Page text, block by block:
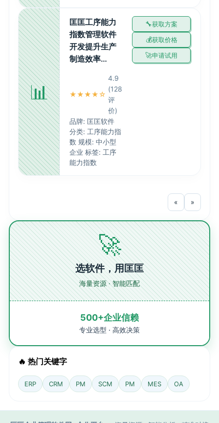
📊
匡匡工序能力
指数管理软件
开发提升生产
制造效率…
★★★★☆
4.9
(128
评
价)
品牌: 匡匡软件
分类: 工序能力指
数 规模: 中小型
企业 标签: 工序
能力指数
获取方案
获取价格
申请试用
« »
🚀
选软件，用匡匡
海量资源 · 智能匹配
500+企业信赖
专业选型 · 高效决策
🔥 热门关键字
ERP CRM PM SCM PM MES OA